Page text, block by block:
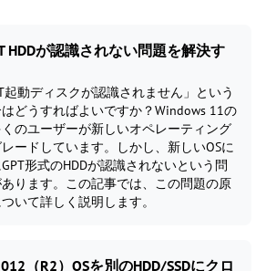
HDDが認識されない問題を解決す
起動ディスクが認識されません」という
どうすればよいですか？Windows 11の
のユーザーが新しいオペレーティング
ードしています。しかし、新しいOSに
形式のHDDが認識されないという問
ります。この記事では、この問題の原
いて詳しく説明します。
（R2）OSを別のHDD/SSDにクロ